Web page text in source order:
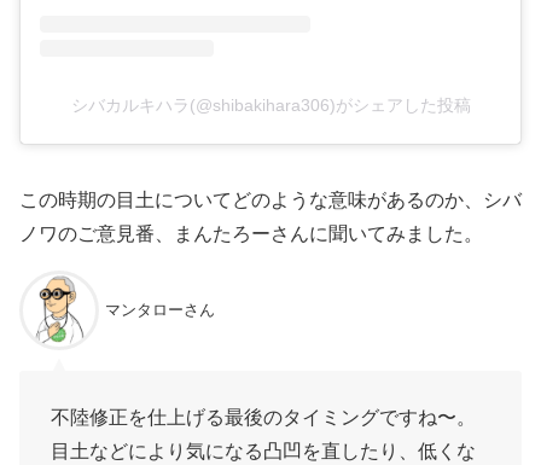
シバカルキハラ(@shibakihara306)がシェアした投稿
この時期の目土についてどのような意味があるのか、シバ
ノワのご意見番、まんたろーさんに聞いてみました。
マンタローさん
不陸修正を仕上げる最後のタイミングですね〜。
目土などにより気になる凸凹を直したり、低くな